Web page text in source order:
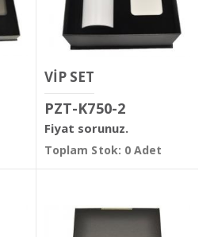
VİP SET
PZT-K750-2
Fiyat sorunuz.
Toplam Stok: 0 Adet